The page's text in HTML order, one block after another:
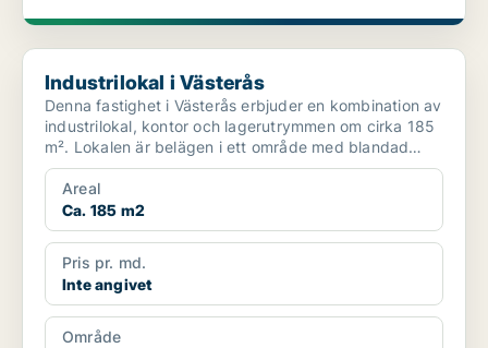
Industrilokal i Västerås
Industrilokal i Västerås
Denna fastighet i Västerås erbjuder en kombination av
industrilokal, kontor och lagerutrymmen om cirka 185
m². Lokalen är belägen i ett område med blandad
be...
Areal
Ca. 185 m2
Pris pr. md.
Inte angivet
Område